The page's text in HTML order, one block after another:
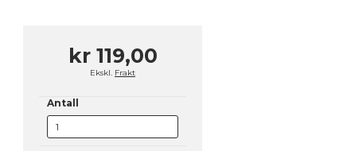
kr 119,00
Ekskl. Frakt
Antall